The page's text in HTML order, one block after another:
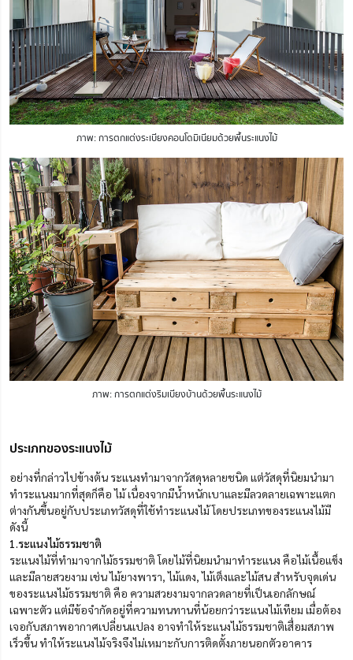
ภาพ: การตกแต่งระเบียงคอนโดมิเนียมด้วยพื้นระแนงไม้
ภาพ: การตกแต่งริมเบียงบ้านด้วยพื้นระแนงไม้
ประเภทของระแนงไม้
อย่างที่กล่าวไปข้างต้น ระแนงทำมาจากวัสดุหลายชนิด แต่วัสดุที่นิยมนำมา
ทำระแนงมากที่สุดก็คือ ไม้ เนื่องจากมีน้ำหนักเบาและมีลวดลายเฉพาะแตก
ต่างกันขึ้นอยู่กับประเภทวัสดุที่ใช้ทำระแนงไม้ โดยประเภทของระแนงไม้มี
ดังนี้
1.ระแนงไม้ธรรมชาติ
ระแนงไม้ที่ทำมาจากไม้ธรรมชาติ โดยไม้ที่นิยมนำมาทำระแนง คือไม้เนื้อแข็ง
และมีลายสวยงาม เช่น ไม้ยางพารา, ไม้แดง, ไม้เต็งและไม้สน สำหรับจุดเด่น
ของระแนงไม้ธรรมชาติ คือ ความสวยงามจากลวดลายที่เป็นเอกลักษณ์
เฉพาะตัว แต่มีข้อจำกัดอยู่ที่ความทนทานที่น้อยกว่าระแนงไม้เทียม เมื่อต้อง
เจอกับสภาพอากาศเปลี่ยนแปลง อาจทำให้ระแนงไม้ธรรมชาติเสื่อมสภาพ
เร็วขึ้น ทำให้ระแนงไม้จริงจึงไม่เหมาะกับการติดตั้งภายนอกตัวอาคาร